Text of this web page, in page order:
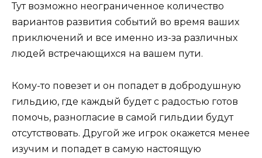
Тут возможно неограниченное количество
вариантов развития событий во время ваших
приключений и все именно из-за различных
людей встречающихся на вашем пути.
Кому-то повезет и он попадет в добродушную
гильдию, где каждый будет с радостью готов
помочь, разногласие в самой гильдии будут
отсутствовать. Другой же игрок окажется менее
изучим и попадет в самую настоящую